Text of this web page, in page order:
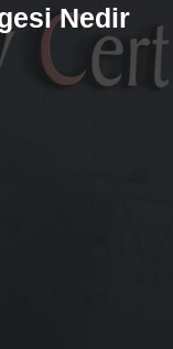
Nedir